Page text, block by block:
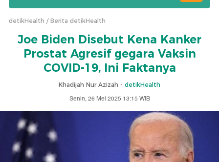
detikHealth Berita detikHealth
Joe Biden Disebut Kena Kanker
Prostat Agresif gegara Vaksin
COVID-19, Ini Faktanya
Khadijah Nur Azizah - detikHealth
Senin, 26 Mei 2025 13:15 WIB